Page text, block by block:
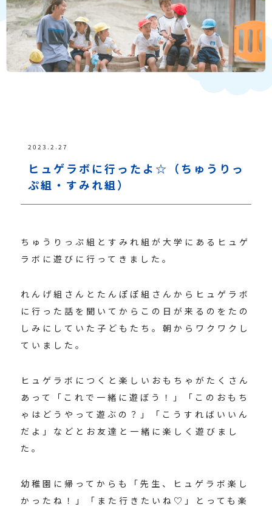
2023.2.27
ヒュゲラボに行ったよ☆（ちゅうりっ
ぷ組・すみれ組）
ちゅうりっぷ組とすみれ組が大学にあるヒュゲ
ラボに遊びに行ってきました。
れんげ組さんとたんぽぽ組さんからヒュゲラボ
に行った話を聞いてからこの日が来るのをたの
しみにしていた子どもたち。朝からワクワクし
ていました。
ヒュゲラボにつくと楽しいおもちゃがたくさん
あって「これで一緒に遊ぼう！」「このおもち
ゃはどうやって遊ぶの？」「こうすればいいん
だよ」などとお友達と一緒に楽しく遊びまし
た。
幼稚園に帰ってからも「先生、ヒュゲラボ楽し
かったね！」「また行きたいね♡」とっても楽